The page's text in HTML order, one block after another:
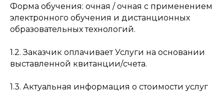
Форма обучения: очная / очная с применением
электронного обучения и дистанционных
образовательных технологий.
1.2. Заказчик оплачивает Услуги на основании
выставленной квитанции/счета.
1.3. Актуальная информация о стоимости услуг